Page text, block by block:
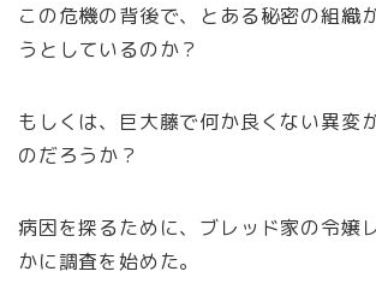
この危機の背後で、とある秘密の組織
うとしているのか？
もしくは、巨大藤で何か良くない異変
のだろうか？
病因を探るために、ブレッド家の令嬢
かに調査を始めた。